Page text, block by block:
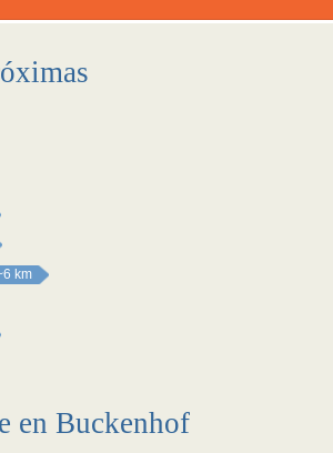
km
en Buckenhof